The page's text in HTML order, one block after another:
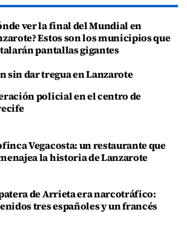
ver la final del Mundial en
Estos son los municipios que
pantallas gigantes
sin dar tregua en Lanzarote
policial en el centro de
Vegacosta: un restaurante que
la historia de Lanzarote
de Arrieta era narcotráfico:
tres españoles y un francés